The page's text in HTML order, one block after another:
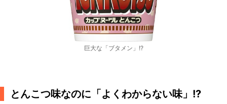
巨大な「ブタメン」!?
とんこつ味なのに「よくわからない味」!?